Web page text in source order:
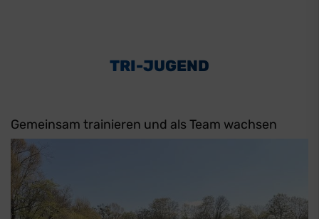
TRI-JUGEND
Gemeinsam trainieren und als Team wachsen